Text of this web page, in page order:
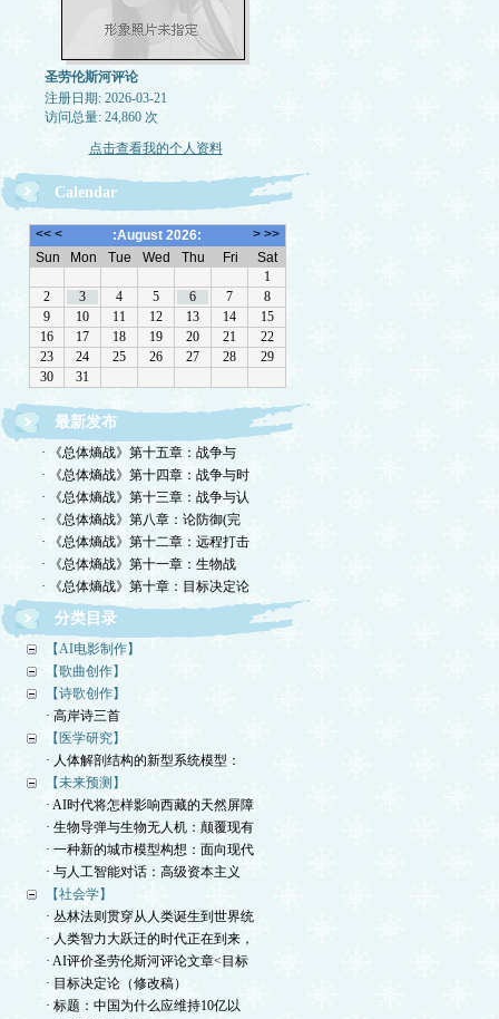
圣劳伦斯河评论
注册日期: 2026-03-21
访问总量: 24,860 次
点击查看我的个人资料
Calendar
最新发布
· 《总体熵战》第十五章：战争与
· 《总体熵战》第十四章：战争与时
· 《总体熵战》第十三章：战争与认
· 《总体熵战》第八章：论防御(完
· 《总体熵战》第十二章：远程打击
· 《总体熵战》第十一章：生物战
· 《总体熵战》第十章：目标决定论
分类目录
【AI电影制作】
【歌曲创作】
【诗歌创作】
· 高岸诗三首
【医学研究】
· 人体解剖结构的新型系统模型：
【未来预测】
· AI时代将怎样影响西藏的天然屏障
· 生物导弹与生物无人机：颠覆现有
· 一种新的城市模型构想：面向现代
· 与人工智能对话：高级资本主义
【社会学】
· 丛林法则贯穿从人类诞生到世界统
· 人类智力大跃迁的时代正在到来，
· AI评价圣劳伦斯河评论文章<目标
· 目标决定论（修改稿）
· 标题：中国为什么应维持10亿以